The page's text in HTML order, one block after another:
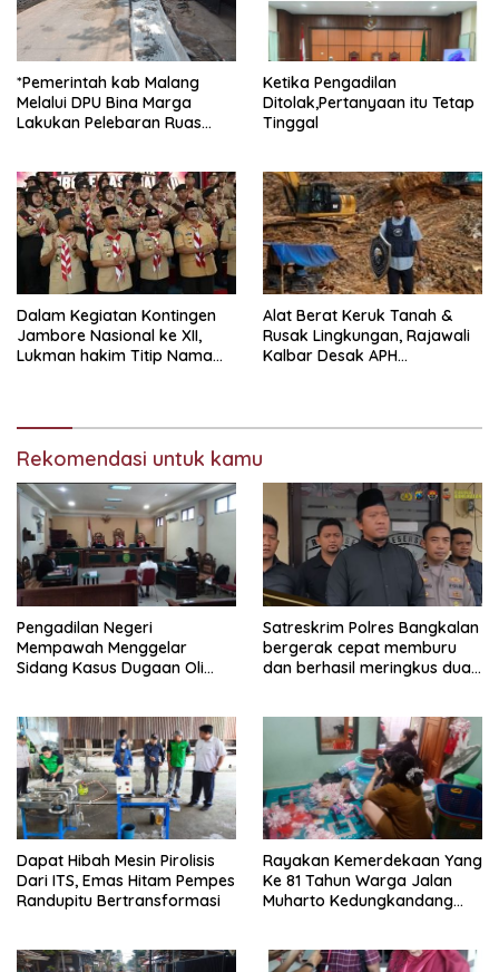
*Pemerintah kab Malang
Melalui DPU Bina Marga
Lakukan Pelebaran Ruas
Ketika Pengadilan
Ditolak,Pertanyaan itu Tetap
Tinggal
Dalam Kegiatan Kontingen
Jambore Nasional ke XII,
Lukman hakim Titip Nama
Alat Berat Keruk Tanah &
Rusak Lingkungan, Rajawali
Kalbar Desak APH
Rekomendasi untuk kamu
Pengadilan Negeri
Mempawah Menggelar
Sidang Kasus Dugaan Oli
Penipuan Dari Jaringan
Pemasok PT. DAB
Satreskrim Polres Bangkalan
bergerak cepat memburu
dan berhasil meringkus dua
Sidoarjo dan HP (25) warga
Tulungagung.
Dapat Hibah Mesin Pirolisis
Dari ITS, Emas Hitam Pempes
Randupitu Bertransformasi
Rayakan Kemerdekaan Yang
Ke 81 Tahun Warga Jalan
Muharto Kedungkandang